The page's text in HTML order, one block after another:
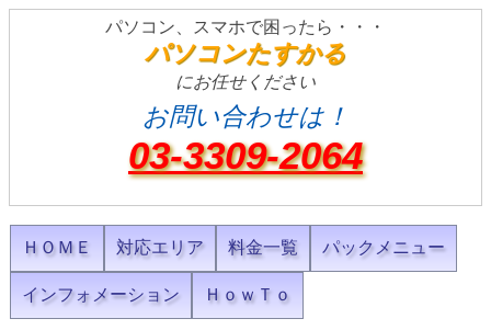
パソコン、スマホで困ったら・・・
パソコンたすかる
にお任せください
お問い合わせは！
03-3309-2064
ＨＯＭＥ 対応エリア 料金一覧 パックメニュー
インフォメーション ＨｏｗＴｏ